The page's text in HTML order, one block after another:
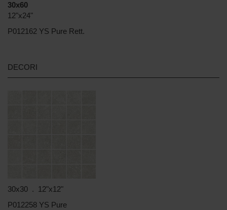
30x60
12"x24"
P012162 YS Pure Rett.
DECORI
30x30 . 12"x12"
P012258 YS Pure